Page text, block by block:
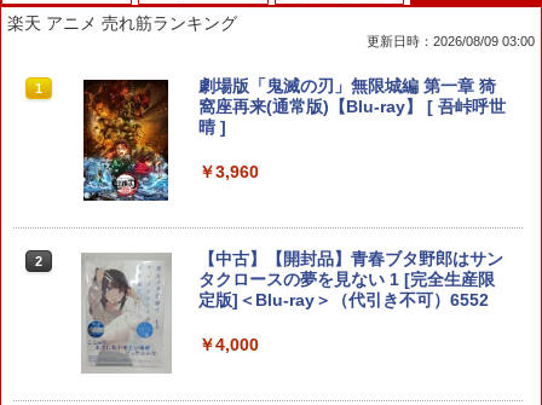
1
【7週連続1位】inklink公式 Switch / Sw
itch2 コントローラー 最新モデル 最新フ
ァームウェア プロコン プロコン2 プロコ
h コントローラー ワイヤレスコントロー
￥2,960
Switch2用 温度モニターファン
1
鬼エイム 指サック ゲーム スマホ ゲーミ
ング FPS 音ゲー 荒野行動 PUBG Apex
CoD 高感度 銀繊維 手汗対策 鬼サック 6
【中古】 ドラゴンボール Sparking！
ZERO／PS5
￥2,783
楽天 アニメ 売れ筋ランキング
更新日時：2026/08/09 03:00
1
劇場版「鬼滅の刃」無限城編 第一章 猗
窩座再来(通常版)【Blu-ray】 [ 吾峠呼世
晴 ]
￥3,960
2
【中古】【開封品】青春ブタ野郎はサン
タクロースの夢を見ない 1 [完全生産限
定版]＜Blu-ray＞（代引き不可）6552
￥4,000